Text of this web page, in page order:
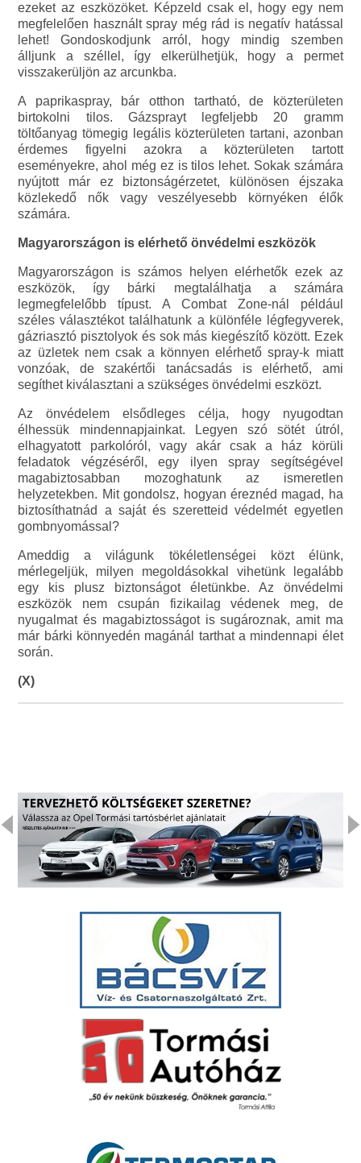
ezeket az eszközöket. Képzeld csak el, hogy egy nem
megfelelően használt spray még rád is negatív hatással
lehet! Gondoskodjunk arról, hogy mindig szemben
álljunk a széllel, így elkerülhetjük, hogy a permet
visszakerüljön az arcunkba.
A paprikaspray, bár otthon tartható, de közterületen
birtokolni tilos. Gázsprayt legfeljebb 20 gramm
töltőanyag tömegig legális közterületen tartani, azonban
érdemes figyelni azokra a közterületen tartott
eseményekre, ahol még ez is tilos lehet. Sokak számára
nyújtott már ez biztonságérzetet, különösen éjszaka
közlekedő nők vagy veszélyesebb környéken élők
számára.
Magyarországon is elérhető önvédelmi eszközök
Magyarországon is számos helyen elérhetők ezek az
eszközök, így bárki megtalálhatja a számára
legmegfelelőbb típust. A Combat Zone-nál például
széles választékot találhatunk a különféle légfegyverek,
gázriasztó pisztolyok és sok más kiegészítő között. Ezek
az üzletek nem csak a könnyen elérhető spray-k miatt
vonzóak, de szakértői tanácsadás is elérhető, ami
segíthet kiválasztani a szükséges önvédelmi eszközt.
Az önvédelem elsődleges célja, hogy nyugodtan
élhessük mindennapjainkat. Legyen szó sötét útról,
elhagyatott parkolóról, vagy akár csak a ház körüli
feladatok végzéséről, egy ilyen spray segítségével
magabiztosabban mozoghatunk az ismeretlen
helyzetekben. Mit gondolsz, hogyan éreznéd magad, ha
biztosíthatnád a saját és szeretteid védelmét egyetlen
gombnyomással?
Ameddig a világunk tökéletlenségei közt élünk,
mérlegeljük, milyen megoldásokkal vihetünk legalább
egy kis plusz biztonságot életünkbe. Az önvédelmi
eszközök nem csupán fizikailag védenek meg, de
nyugalmat és magabiztosságot is sugároznak, amit ma
már bárki könnyedén magánál tarthat a mindennapi élet
során.
(X)